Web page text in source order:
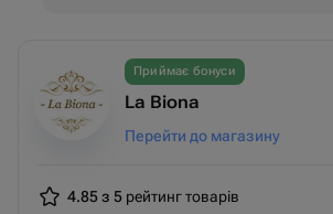
Приймає бонуси
La Biona
Перейти до магазину
4.85 з 5 рейтинг товарів